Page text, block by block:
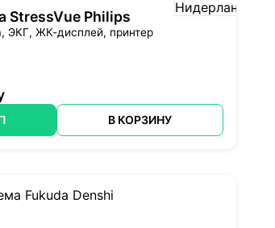
StressVue Philips
ЭКГ, ЖК-дисплей, принтер
В КОРЗИНУ